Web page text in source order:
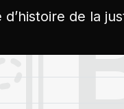
d’histoire de la